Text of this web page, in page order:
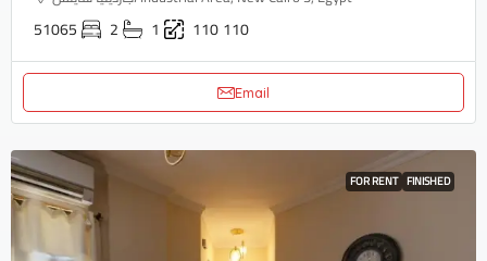
51065 2 1 110110
Email
FOR RENT FINISHED